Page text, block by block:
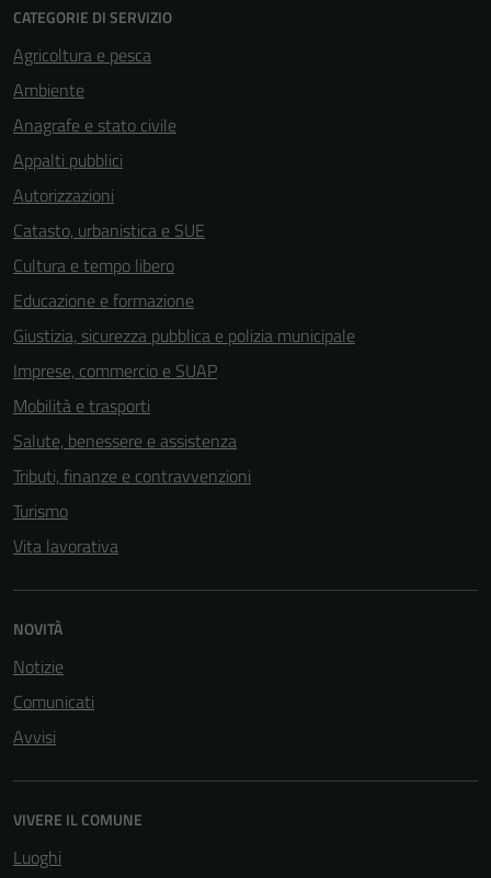
CATEGORIE DI SERVIZIO
Agricoltura e pesca
Ambiente
Anagrafe e stato civile
Appalti pubblici
Autorizzazioni
Catasto, urbanistica e SUE
Cultura e tempo libero
Educazione e formazione
Giustizia, sicurezza pubblica e polizia municipale
Imprese, commercio e SUAP
Mobilità e trasporti
Salute, benessere e assistenza
Tributi, finanze e contravvenzioni
Turismo
Vita lavorativa
NOVITÀ
Notizie
Comunicati
Avvisi
VIVERE IL COMUNE
Luoghi